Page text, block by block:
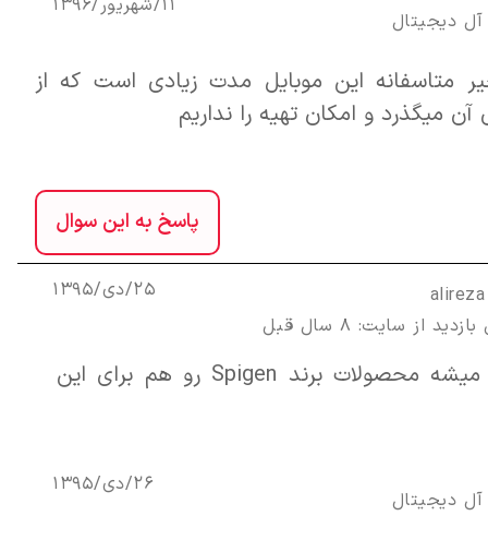
آل ديجيتال
11/شهریور/1396
متاسفانه این موبایل مدت زیادی است که از
میگذرد و امکان تهیه را نداریم
پاسخ به این سوال
از سایت: 8 سال قبل
25/دی/1395
سلام ال اگه میشه محصولات برند Spigen رو هم برای این
آل ديجيتال
26/دی/1395